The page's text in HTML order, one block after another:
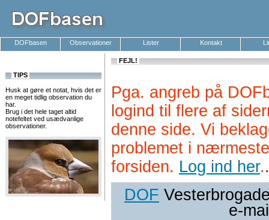
DOFbasen Observationer Lister Kontakt
TIPS
Husk at gøre et notat, hvis det er
en meget tidlig observation du
har.
Brug i det hele taget altid
notefeltet ved usædvanlige
observationer.
FEJL!
Pga. angreb på
logind til flere af
denne side. Vi
problemet i
forsiden. Log ind her..
DOF
e-